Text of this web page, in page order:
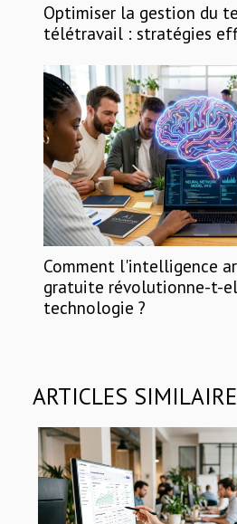
Optimiser la gestion du
télétravail : stratégies
Comment l'intelligence
gratuite révolutionne-t-
technologie ?
ARTICLES